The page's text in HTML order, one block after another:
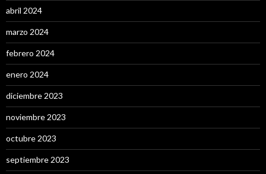
abril 2024
marzo 2024
febrero 2024
enero 2024
diciembre 2023
noviembre 2023
octubre 2023
septiembre 2023